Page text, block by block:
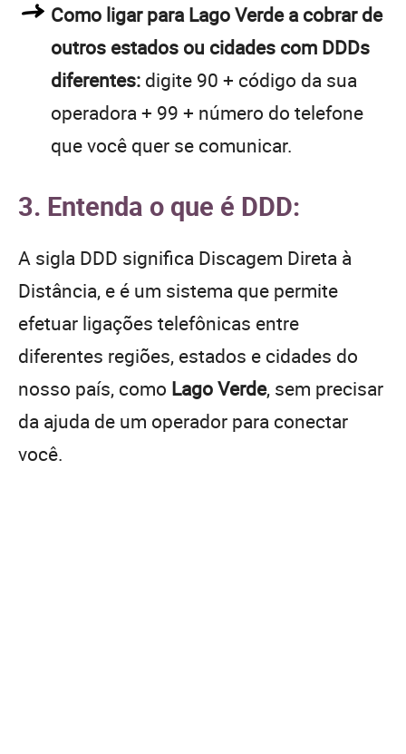
Como ligar para Lago Verde a cobrar de
outros estados ou cidades com DDDs
diferentes: digite 90 + código da sua
operadora + 99 + número do telefone
que você quer se comunicar.
3. Entenda o que é DDD:
A sigla DDD significa Discagem Direta à
Distância, e é um sistema que permite
efetuar ligações telefônicas entre
diferentes regiões, estados e cidades do
nosso país, como Lago Verde, sem precisar
da ajuda de um operador para conectar
você.